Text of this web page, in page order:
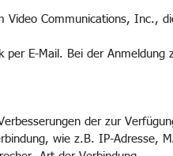
Video Communications, Inc.,
E-Mail. Bei der Anmeldung
der zur
wie z.B. IP-Adresse,